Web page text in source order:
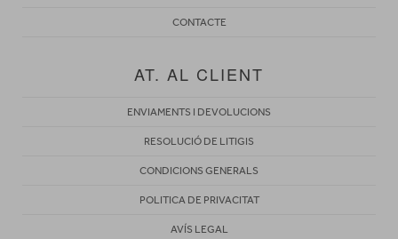
CONTACTE
AT. AL CLIENT
ENVIAMENTS I DEVOLUCIONS
RESOLUCIÓ DE LITIGIS
CONDICIONS GENERALS
POLITICA DE PRIVACITAT
AVÍS LEGAL